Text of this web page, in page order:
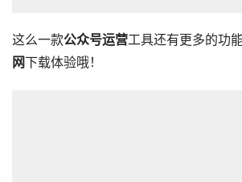
这么一款公众号运营工具还有更多的功
网下载体验哦！